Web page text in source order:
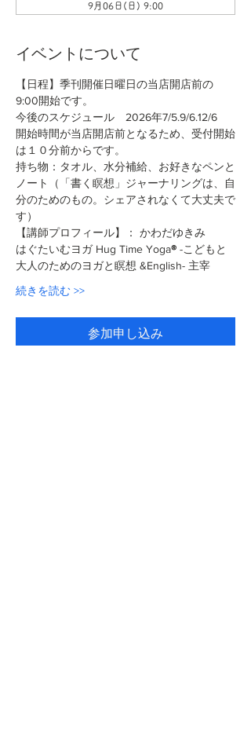
9月06日(日) 9:00
イベントについて
【日程】季刊開催日曜日の当店開店前の
9:00開始です。
今後のスケジュール　2026年7/5.9/6.12/6
開始時間が当店開店前となるため、受付開始
は１０分前からです。
持ち物：タオル、水分補給、お好きなペンと
ノート（「書く瞑想」ジャーナリングは、自
分のためのもの。シェアされなくて大丈夫で
す）
【講師プロフィール】： かわだゆきみ
はぐたいむヨガ Hug Time Yoga®︎ -こどもと
大人のためのヨガと瞑想 &English- 主宰
続きを読む >>
参加申し込み